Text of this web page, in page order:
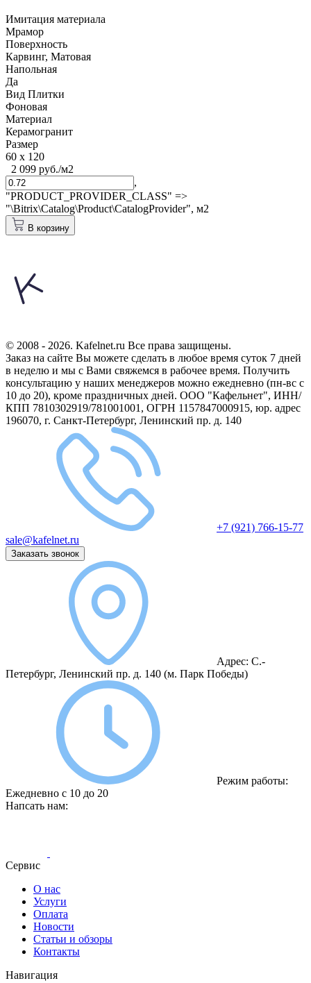
Имитация материала
Мрамор
Поверхность
Карвинг, Матовая
Напольная
Да
Вид Плитки
Фоновая
Материал
Керамогранит
Размер
60 x 120
2 099 руб./м2
,
"PRODUCT_PROVIDER_CLASS" =>
"\Bitrix\Catalog\Product\CatalogProvider", м2
В корзину
© 2008 - 2026. Kafelnet.ru Все права защищены.
Заказ на сайте Вы можете сделать в любое время суток 7 дней
в неделю и мы с Вами свяжемся в рабочее время. Получить
консультацию у наших менеджеров можно ежедневно (пн-вс с
10 до 20), кроме праздничных дней. ООО "Кафельнет", ИНН/
КПП 7810302919/781001001, ОГРН 1157847000915, юр. адрес
196070, г. Санкт-Петербург, Ленинский пр. д. 140
+7 (921) 766-15-77
sale@kafelnet.ru
Заказать звонок
Адрес: С.-
Петербург, Ленинский пр. д. 140 (м. Парк Победы)
Режим работы:
Ежедневно с 10 до 20
Напсать нам:
Сервис
О нас
Услуги
Оплата
Новости
Статьи и обзоры
Контакты
Навигация